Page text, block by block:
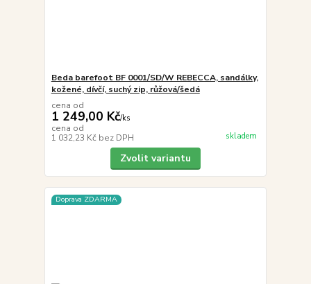
Beda barefoot BF 0001/SD/W REBECCA, sandálky,
kožené, dívčí, suchý zip, růžová/šedá
cena od
1 249,00 Kč/ks
cena od
1 032,23 Kč bez DPH skladem
Zvolit variantu
Doprava ZDARMA